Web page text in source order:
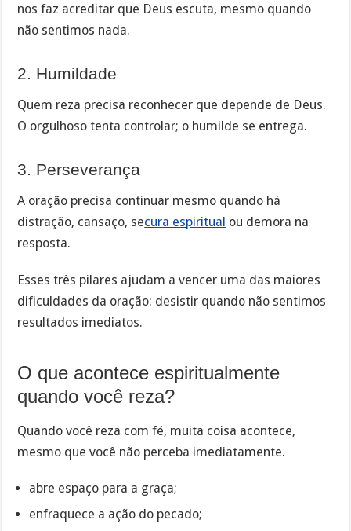
nos faz acreditar que Deus escuta, mesmo quando
não sentimos nada.
2. Humildade
Quem reza precisa reconhecer que depende de Deus.
O orgulhoso tenta controlar; o humilde se entrega.
3. Perseverança
A oração precisa continuar mesmo quando há
distração, cansaço, secura espiritual ou demora na
resposta.
Esses três pilares ajudam a vencer uma das maiores
dificuldades da oração: desistir quando não sentimos
resultados imediatos.
O que acontece espiritualmente
quando você reza?
Quando você reza com fé, muita coisa acontece,
mesmo que você não perceba imediatamente.
abre espaço para a graça;
enfraquece a ação do pecado;